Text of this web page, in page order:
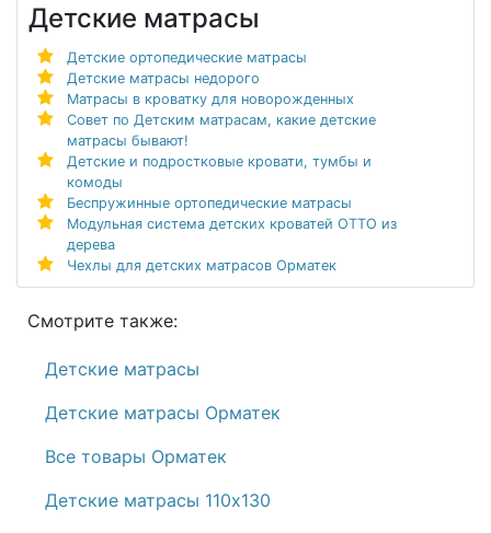
Детские матрасы
Детские ортопедические матрасы
Детские матрасы недорого
Матрасы в кроватку для новорожденных
Совет по Детским матрасам, какие детские
матрасы бывают!
Детские и подростковые кровати, тумбы и
комоды
Беспружинные ортопедические матрасы
Модульная система детских кроватей ОТТО из
дерева
Чехлы для детских матрасов Орматек
Смотрите также:
Детские матрасы
Детские матрасы Орматек
Все товары Орматек
Детские матрасы 110х130